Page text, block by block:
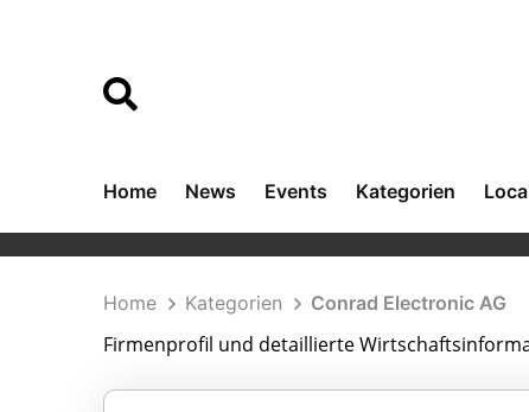
Home News Events Kategorien
Home Kategorien Conrad Electronic AG
Firmenprofil und detaillierte